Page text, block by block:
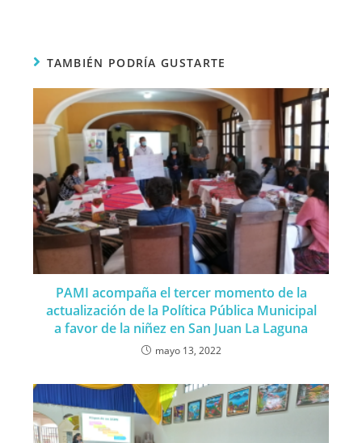
TAMBIÉN PODRÍA GUSTARTE
PAMI acompaña el tercer momento de la
actualización de la Política Pública Municipal
a favor de la niñez en San Juan La Laguna
mayo 13, 2022